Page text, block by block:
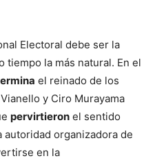
Electoral debe ser la
tiempo la más natural. En el
el reinado de los
y Ciro Murayama
pervirtieron el sentido
organizadora de
en la